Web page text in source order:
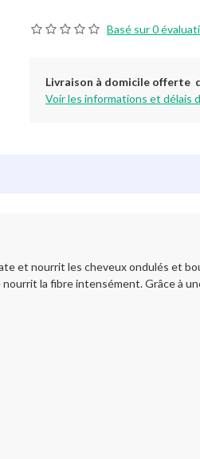
Basé sur 0
Livraison à domicile offerte
Voir les informations et délais
et nourrit les cheveux ondulés et
la fibre intensément. Grâce à